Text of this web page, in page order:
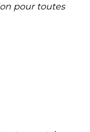
pour toutes